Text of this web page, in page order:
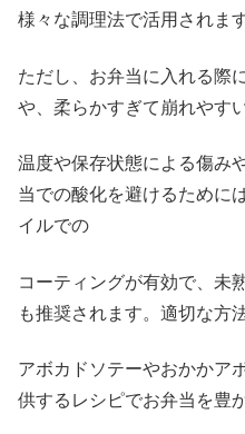
様々な調理法で活用されます
ただし、お弁当に入れる際
や、柔らかすぎて崩れやすい
温度や保存状態による傷み
当での酸化を避けるために
イルでの
コーティングが有効で、未
も推奨されます。適切な方
アボカドソテーやおかかア
供するレシピでお弁当を豊